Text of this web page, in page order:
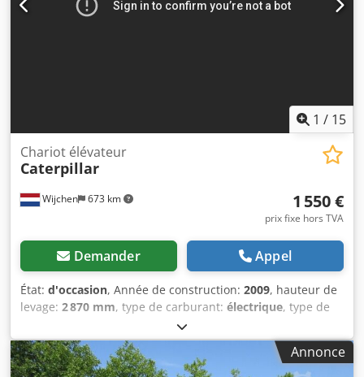
1 / 15
Wijchen 673 km
Chariot élévateur
Caterpillar
1 550 €
prix fixe hors TVA
Demander Appel
État: d'occasion, Année de construction: 2009, hauteur de
levage: 2 870 mm, type de carburant: électrique, type de
, longueur des fourches:
totale:1 950 mm, longueur totale:1 960 mm, largeur
totale:850 mm , couleur:
, Poids à vide : 1 270 kgAnnonce